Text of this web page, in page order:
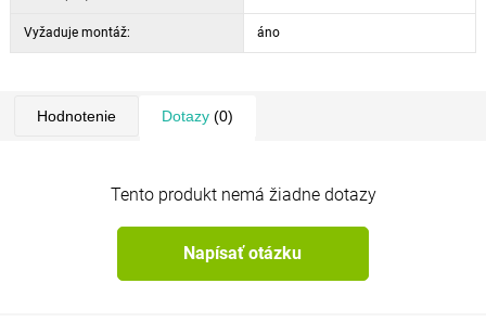
Vyžaduje montáž: áno
Hodnotenie Dotazy(0)
Tento produkt nemá žiadne dotazy
Napísať otázku